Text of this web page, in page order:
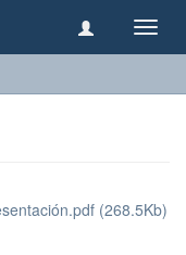
(268.5Kb)